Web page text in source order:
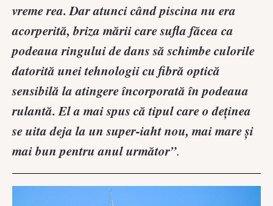
vreme rea. Dar atunci când piscina nu era
acorperită, briza mării care sufla făcea ca
podeaua ringului de dans să schimbe culorile
datorită unei tehnologii cu fibră optică
sensibilă la atingere încorporată în podeaua
rulantă. El a mai spus că tipul care o deținea
se uita deja la un super-iaht nou, mai mare și
mai bun pentru anul următor”.